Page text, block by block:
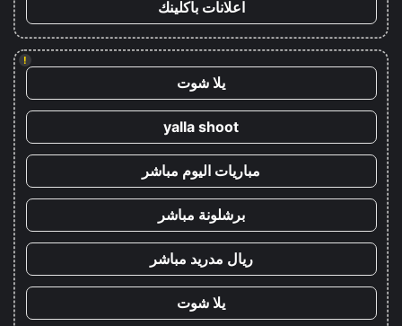
اعلانات باكلينك
!
يلا شوت
yalla shoot
مباريات اليوم مباشر
برشلونة مباشر
ريال مدريد مباشر
يلا شوت